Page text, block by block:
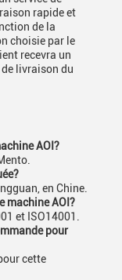
rapide et
de la
choisie par le
recevra un
livraison du
AOI?
en Chine.
machine AOI?
et ISO14001.
pour
cette